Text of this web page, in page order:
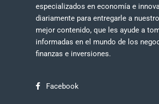
especializados en economía e
diariamente para entregarle a
mejor contenido, que les ayude a
informadas en el mundo de los
finanzas e inversiones.
Facebook